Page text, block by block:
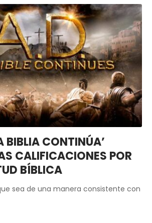
BIBLIA CONTINÚA’
CALIFICACIONES POR
BÍBLICA
sea de una manera consistente con